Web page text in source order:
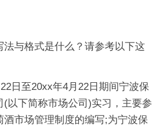
法与格式是什么？请参考以下这
日至20xx年4月22日期间宁波保
(以下简称市场公司)实习，主要参
市场管理制度的编写;为宁波保